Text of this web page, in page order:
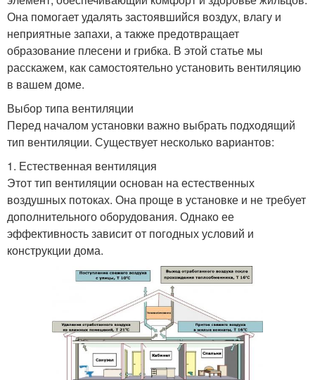
Она помогает удалять застоявшийся воздух, влагу и
неприятные запахи, а также предотвращает
образование плесени и грибка. В этой статье мы
расскажем, как самостоятельно установить вентиляцию
в вашем доме.
Выбор типа вентиляции
Перед началом установки важно выбрать подходящий
тип вентиляции. Существует несколько вариантов:
1. Естественная вентиляция
Этот тип вентиляции основан на естественных
воздушных потоках. Она проще в установке и не требует
дополнительного оборудования. Однако ее
эффективность зависит от погодных условий и
конструкции дома.